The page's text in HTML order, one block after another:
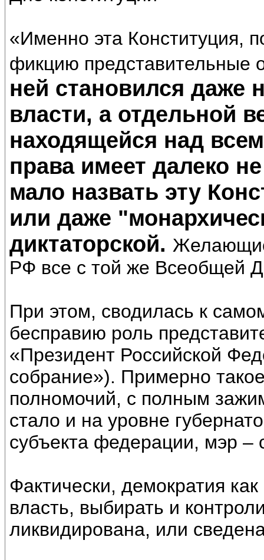
«Именно эта Конституция,
фикцию представительные
ней становился даже
власти, а отдельной
находящейся над
права имеет далеко
мало назвать эту
или даже
диктаторской.
РФ все с той же Всеобщей
При этом, сводилась к
бесправию роль
«Президент Российской
собрание»). Примерно
полномочий, с полным
стало и на уровне
субъекта федерации, мэр –
Фактически, демократия
власть, выбирать и
ликвидирована, или